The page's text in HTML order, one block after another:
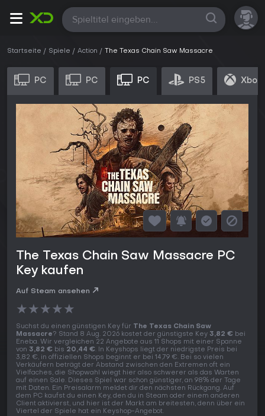
Alle
Startseite Spiele Action The Texas Chain Saw Massacre
PC PC PC PS5 Xbox
The Texas Chain Saw Massacre PC
Key kaufen
Auf Steam ansehen
★★★★★
Suchst du einen günstigen Key für The Texas Chain Saw
Massacre? Stand 8 Aug. 2026 kostet der günstigste Key 3,82 € bei
Eneba. Wir vergleichen 22 Angebote aus 11 Shops mit einer Spanne
von 3,82 € bis 20,44 €. In Keyshops liegt der niedrigste Preis bei
3,82 €, in offiziellen Shops beginnt er bei 14,79 €. Bei so vielen
Verkäufern beträgt der Abstand zwischen den Extremen oft ein
Vielfaches, die Shopwahl wiegt hier also schwerer als das Warten
auf einen Sale. Dieses Spiel war schon günstiger, an 98% der Tage
mit Daten. Ein Preisalarm meldet dir den nächsten Rückgang. Auf
dem PC kaufst du einen Key, den du in Steam oder einem anderen
Client aktivierst, und hier ist der Markt am breitesten, denn über ein
Viertel der Spiele hat ein Keyshop-Angebot.